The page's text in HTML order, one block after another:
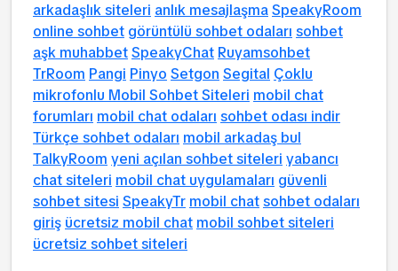
arkadaşlık siteleri anlık mesajlaşmaSpeakyRoom
online sohbet görüntülü sohbet odaları sohbet
aşk muhabbetSpeakyChat Ruyamsohbet
TrRoom Pangi Pinyo Setgon Segital Çoklu
mikrofonlu Mobil Sohbet Siteleri mobil chat
forumları mobil chat odaları sohbet odası indir
Türkçe sohbet odaları mobil arkadaş bul
TalkyRoom yeni açılan sohbet siteleri yabancı
chat siteleri mobil chat uygulamaları güvenli
sohbet sitesi SpeakyTr mobil chatsohbet odaları
giriş ücretsiz mobil chat mobil sohbet siteleri
ücretsiz sohbet siteleri